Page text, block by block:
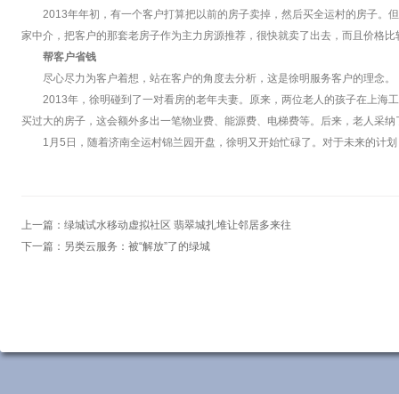
2013年年初，有一个客户打算把以前的房子卖掉，然后买全运村的房子。
家中介，把客户的那套老房子作为主力房源推荐，很快就卖了出去，而且价格
帮客户省钱
尽心尽力为客户着想，站在客户的角度去分析，这是徐明服务客户的理念。
2013年，徐明碰到了一对看房的老年夫妻。原来，两位老人的孩子在上海
买过大的房子，这会额外多出一笔物业费、能源费、电梯费等。后来，老人采
1月5日，随着济南全运村锦兰园开盘，徐明又开始忙碌了。对于未来的计
上一篇： 绿城试水移动虚拟社区 翡翠城扎堆让邻居多来往
下一篇： 另类云服务：被“解放”了的绿城